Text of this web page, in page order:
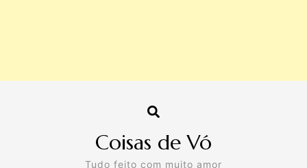
Coisas de Vó
Tudo feito com muito amor